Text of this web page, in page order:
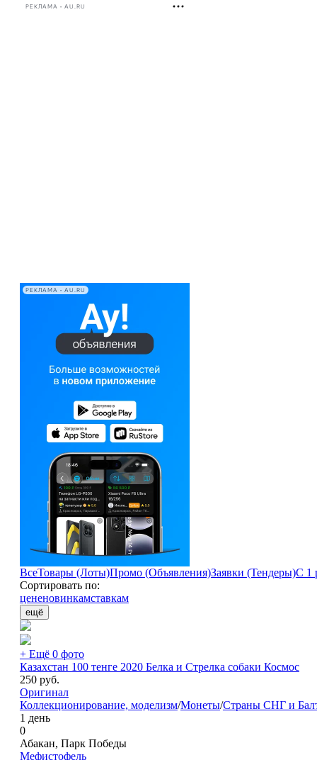
РЕКЛАМА • AU.RU
РЕКЛАМА • AU.RU
ВсеТовары (Лоты)Промо (Объявления)Заявки (Тендеры)С 1
Сортировать по:
цененовинкамставкам
ещё
+ Ещё 0 фото
Казахстан 100 тенге 2020 Белка и Стрелка собаки Космос
250 руб.
Оригинал
Коллекционирование, моделизм/Монеты/Страны СНГ и
1 день
0
Абакан, Парк Победы
Мефистофель